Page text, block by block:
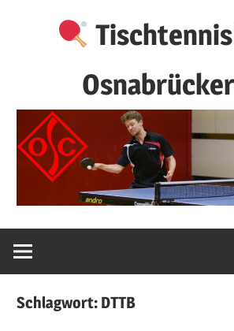
Schlagwort: DTTB